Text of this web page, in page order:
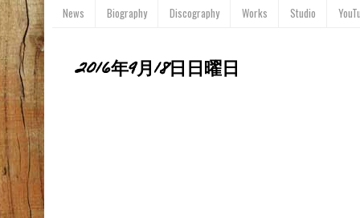
News Biography Discography Works Studio
2016年9月18日日曜日